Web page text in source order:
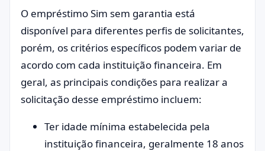
O empréstimo Sim sem garantia está
disponível para diferentes perfis de solicitantes,
porém, os critérios específicos podem variar de
acordo com cada instituição financeira. Em
geral, as principais condições para realizar a
solicitação desse empréstimo incluem:
Ter idade mínima estabelecida pela
instituição financeira, geralmente 18 anos